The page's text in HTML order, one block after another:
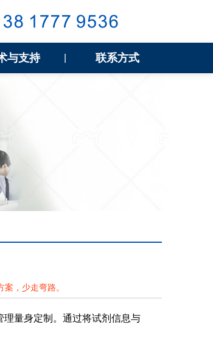
与支持 联系方式
，少走弯路。
量身定制。通过将试剂信息与